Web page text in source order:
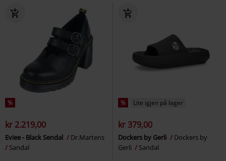
%
kr 2.219,00
Eviee - Black Sendal
Dr.Martens
Sandal
% Lite igjen på lager
kr 379,00
Dockers by Gerli
Dockers by
Gerli
Sandal